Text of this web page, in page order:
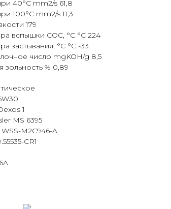
40°C mm2/s 61,8
100°C mm2/s 11,3
179
вспышки COC, °C °C 224
застывания, °C °C -33
число mgKOH/g 8,5
зольность % 0,89
1
MS 6395
M2C946-A
CR1